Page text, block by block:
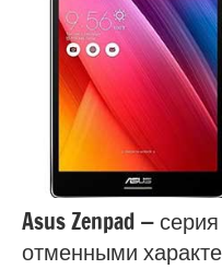
Asus Zenpad —
отменными